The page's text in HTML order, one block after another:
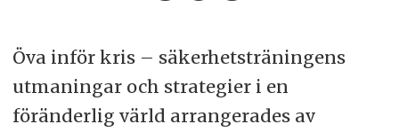
Öva inför kris – säkerhetsträningens
utmaningar och strategier i en
föränderlig värld arrangerades av